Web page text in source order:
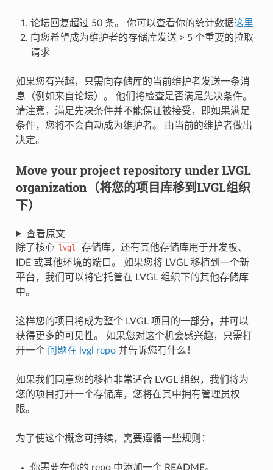
论坛回复超过 50 条。 你可以查看你的统计数据这里
向您希望成为维护者的存储库发送 > 5 个重要的拉取
请求
如果您有兴趣，只需向存储库的当前维护者发送一条消
息（例如来自论坛）。 他们将检查是否满足先决条件。
请注意，满足先决条件并不能保证被接受，即如果满足
条件，您将不会自动成为维护者。 由当前的维护者做出
决定。
Move your project repository under LVGL
organization（将您的项目库移到LVGL组织
下）
查看原文
除了核心 lvgl
存储库，还有其他存储库用于开发板、
IDE 或其他环境的端口。 如果您将 LVGL 移植到一个新
平台，我们可以将它托管在 LVGL 组织下的其他存储库
中。
这样您的项目将成为整个 LVGL 项目的一部分，并可以
获得更多的可见性。 如果您对这个机会感兴趣，只需打
开一个 问题在 lvgl repo并告诉您有什么！
如果我们同意您的移植非常适合 LVGL 组织，我们将为
您的项目打开一个存储库，您将在其中拥有管理员权
限。
为了使这个概念可持续，需要遵循一些规则：
你需要在你的 repo 中添加一个 README。